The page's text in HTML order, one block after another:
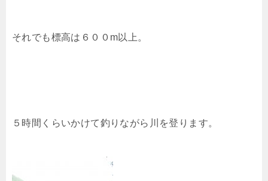
それでも標高は６００m以上。
５時間くらいかけて釣りながら川を登ります。